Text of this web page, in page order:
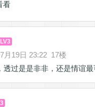
看
LV3
月19日 23:22 17楼
透过是是非非，还是情谊